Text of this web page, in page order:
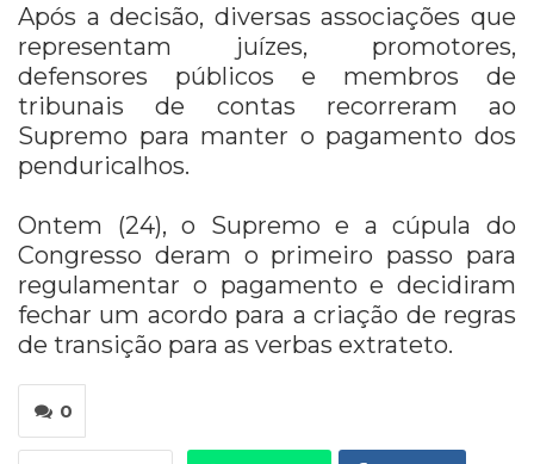
Após a decisão, diversas associações que
representam juízes, promotores,
defensores públicos e membros de
tribunais de contas recorreram ao
Supremo para manter o pagamento dos
penduricalhos.
Ontem (24), o Supremo e a cúpula do
Congresso deram o primeiro passo para
regulamentar o pagamento e decidiram
fechar um acordo para a criação de regras
de transição para as verbas extrateto.
0